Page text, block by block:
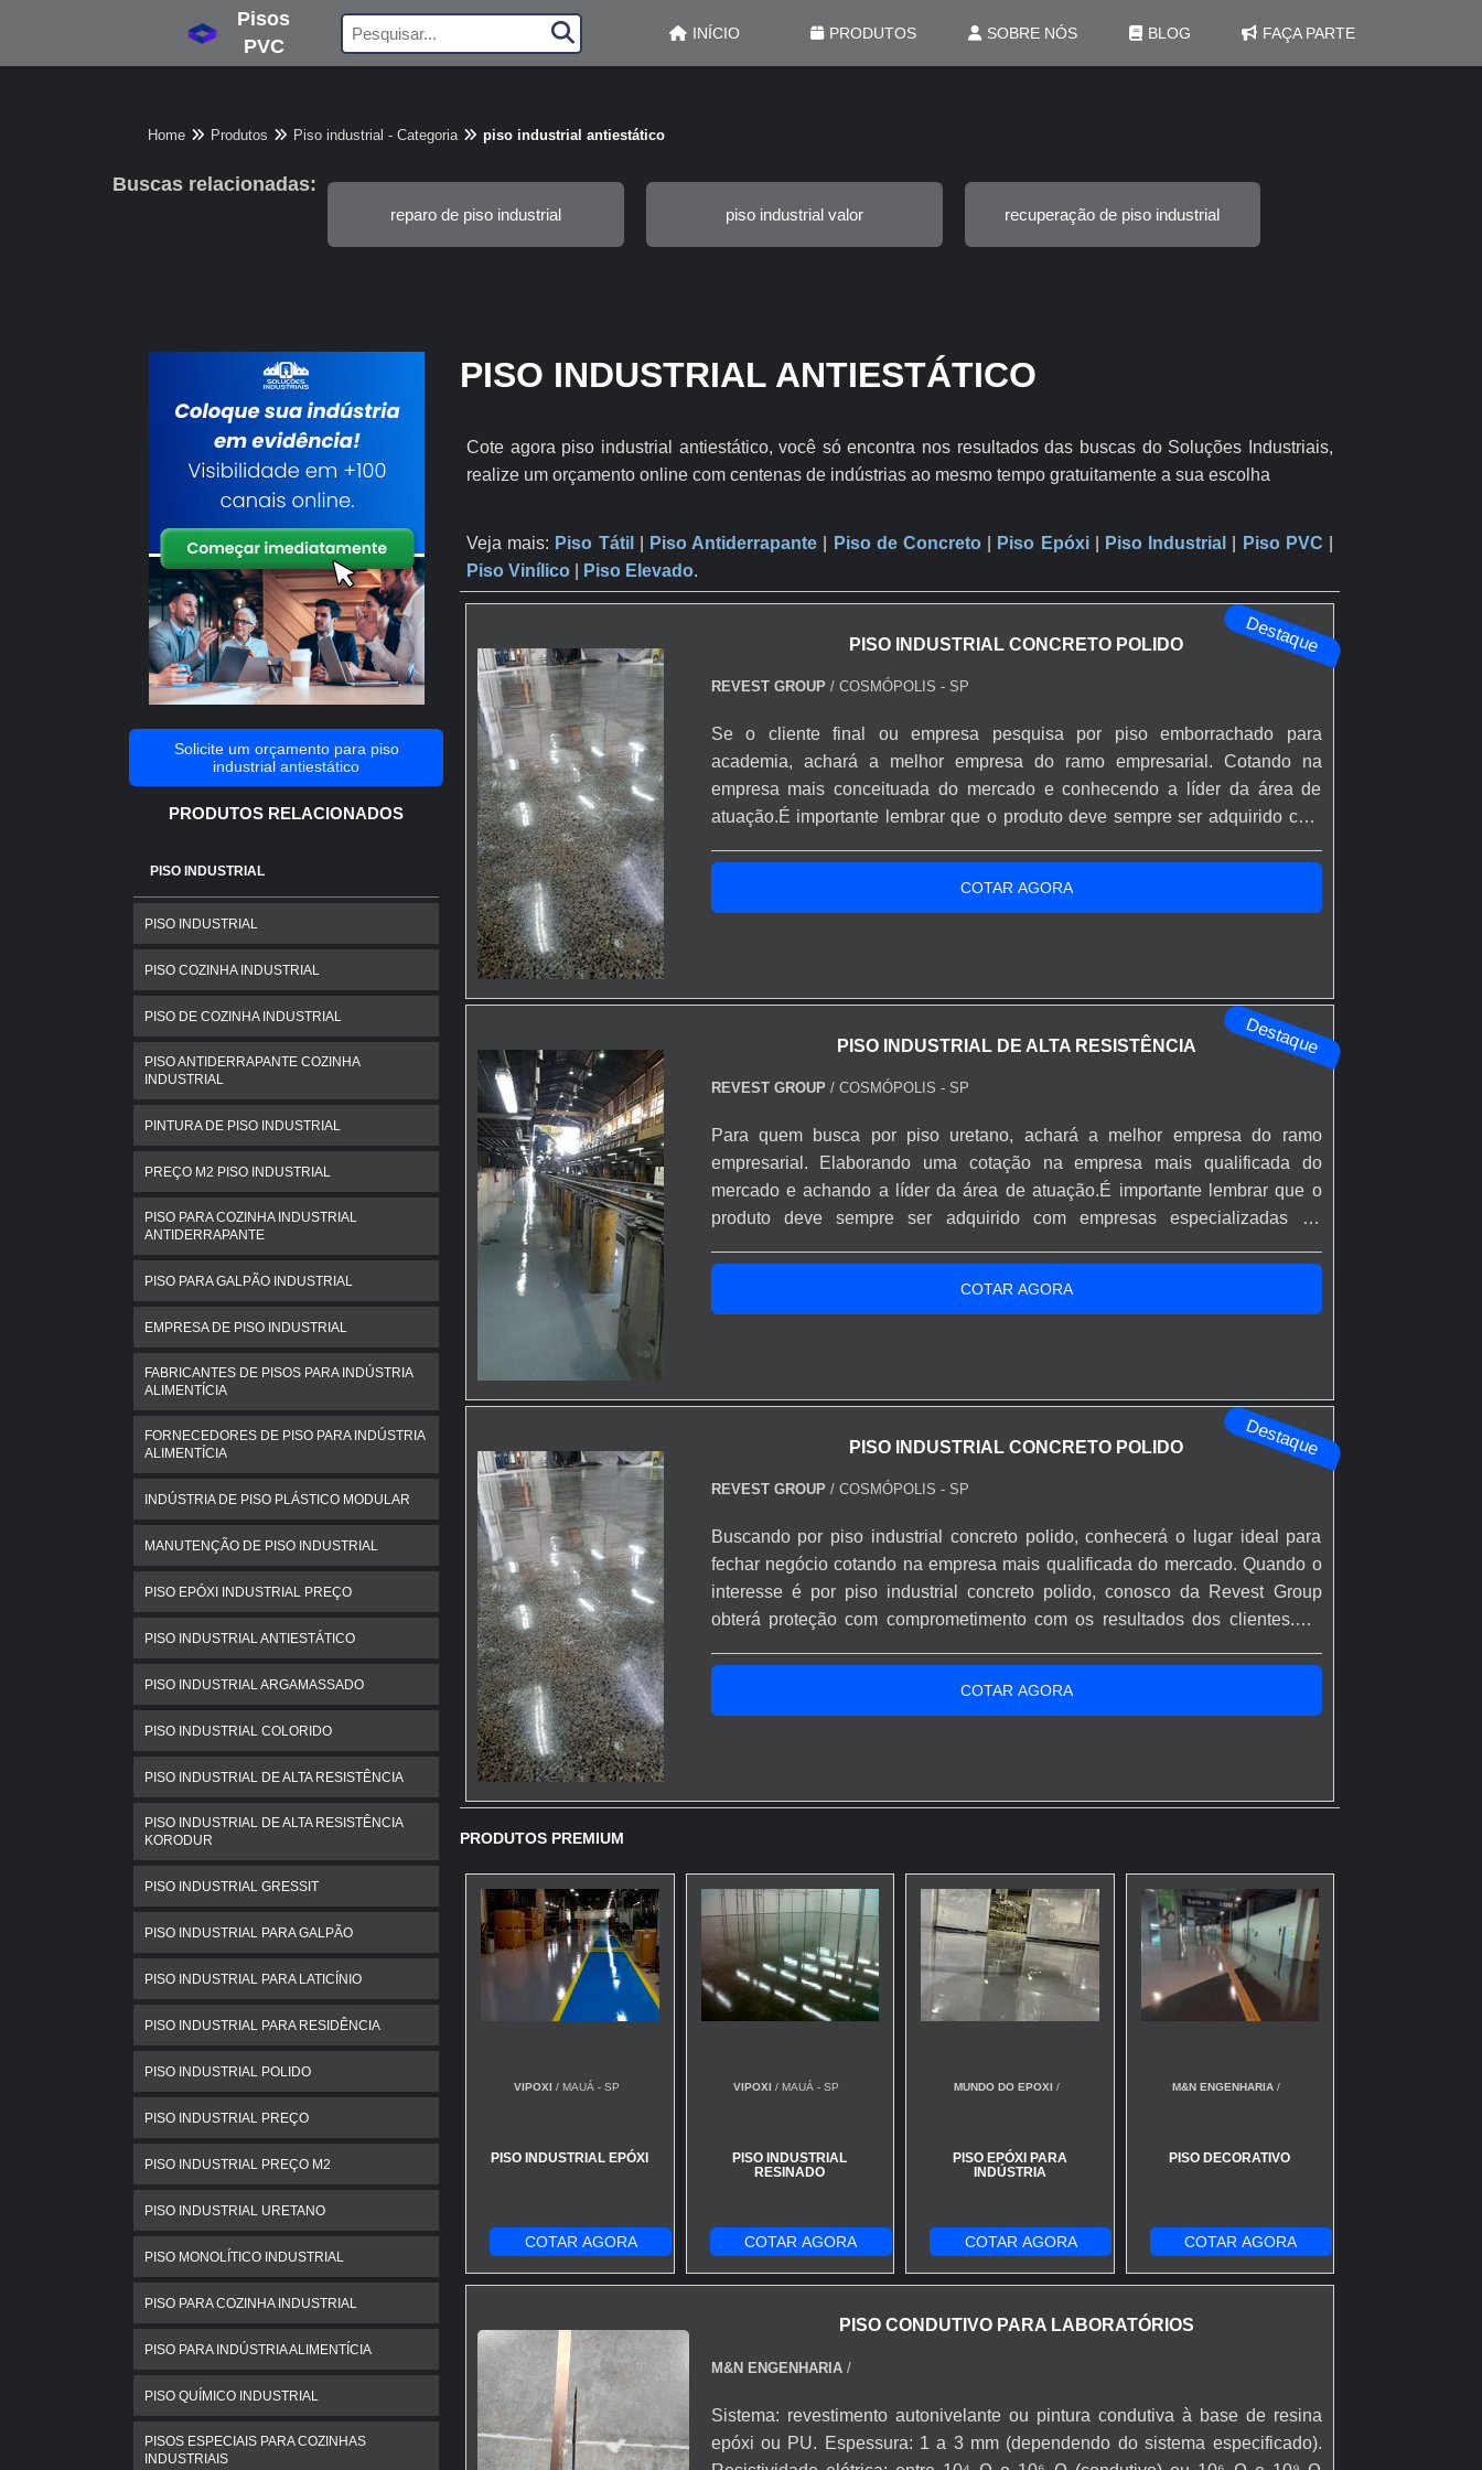
Pisos
PVC
INÍCIO PRODUTOS SOBRE NÓS BLOG FAÇA PARTE
Home Produtos Piso industrial - Categoria piso industrial antiestático
Buscas relacionadas:
reparo de piso industrial piso industrial valor recuperação de piso industrial
Solicite um orçamento para piso
industrial antiestático
PRODUTOS RELACIONADOS
PISO INDUSTRIAL
PISO INDUSTRIAL
PISO COZINHA INDUSTRIAL
PISO DE COZINHA INDUSTRIAL
PISO ANTIDERRAPANTE COZINHA
INDUSTRIAL
PINTURA DE PISO INDUSTRIAL
PREÇO M2 PISO INDUSTRIAL
PISO PARA COZINHA INDUSTRIAL
ANTIDERRAPANTE
PISO PARA GALPÃO INDUSTRIAL
EMPRESA DE PISO INDUSTRIAL
FABRICANTES DE PISOS PARA INDÚSTRIA
ALIMENTÍCIA
FORNECEDORES DE PISO PARA INDÚSTRIA
ALIMENTÍCIA
INDÚSTRIA DE PISO PLÁSTICO MODULAR
MANUTENÇÃO DE PISO INDUSTRIAL
PISO EPÓXI INDUSTRIAL PREÇO
PISO INDUSTRIAL ANTIESTÁTICO
PISO INDUSTRIAL ARGAMASSADO
PISO INDUSTRIAL COLORIDO
PISO INDUSTRIAL DE ALTA RESISTÊNCIA
PISO INDUSTRIAL DE ALTA RESISTÊNCIA
KORODUR
PISO INDUSTRIAL GRESSIT
PISO INDUSTRIAL PARA GALPÃO
PISO INDUSTRIAL PARA LATICÍNIO
PISO INDUSTRIAL PARA RESIDÊNCIA
PISO INDUSTRIAL POLIDO
PISO INDUSTRIAL PREÇO
PISO INDUSTRIAL PREÇO M2
PISO INDUSTRIAL URETANO
PISO MONOLÍTICO INDUSTRIAL
PISO PARA COZINHA INDUSTRIAL
PISO PARA INDÚSTRIA ALIMENTÍCIA
PISO QUÍMICO INDUSTRIAL
PISOS ESPECIAIS PARA COZINHAS
INDUSTRIAIS
PISO INDUSTRIAL ANTIESTÁTICO
Cote agora piso industrial antiestático, você só encontra nos resultados das buscas do Soluções Industriais,
realize um orçamento online com centenas de indústrias ao mesmo tempo gratuitamente a sua escolha
Veja mais: Piso Tátil Piso Antiderrapante Piso de Concreto Piso Epóxi| Piso Industrial Piso PVC
Piso Vinílico
Piso Elevado.
Destaque
PISO INDUSTRIAL CONCRETO POLIDO
REVEST GROUP / COSMÓPOLIS - SP
Se o cliente final ou empresa pesquisa por piso emborrachado para
academia, achará a melhor empresa do ramo empresarial. Cotando na
empresa mais conceituada do mercado e conhecendo a líder da área de
atuação.É importante lembrar que o produto deve sempre ser adquirido com
a qualidade e durabilidade dos materiais, além de evitar prejuízos com
COTAR AGORA
Destaque
PISO INDUSTRIAL DE ALTA RESISTÊNCIA
REVEST GROUP / COSMÓPOLIS - SP
Para quem busca por piso uretano, achará a melhor empresa do ramo
empresarial. Elaborando uma cotação na empresa mais qualificada do
mercado e achando a líder da área de atuação.É importante lembrar que o
produto deve sempre ser adquirido com empresas especializadas no
dos materiais, além de evitar prejuízos com substituições frequentes de
COTAR AGORA
Destaque
PISO INDUSTRIAL CONCRETO POLIDO
REVEST GROUP / COSMÓPOLIS - SP
Buscando por piso industrial concreto polido, conhecerá o lugar ideal para
fechar negócio cotando na empresa mais qualificada do mercado. Quando o
interesse é por piso industrial concreto polido, conosco da Revest Group
obterá proteção com comprometimento com os resultados dos clientes.UM
maneiras eficientes de demonstrar competência e excelência em sua área de
COTAR AGORA
PRODUTOS PREMIUM
VIPOXI / MAUÁ - SP
PISO INDUSTRIAL EPÓXI
COTAR AGORA
VIPOXI / MAUÁ - SP
PISO INDUSTRIAL
RESINADO
COTAR AGORA
MUNDO DO EPOXI /
PISO EPÓXI PARA
INDÚSTRIA
COTAR AGORA
M&N ENGENHARIA /
PISO DECORATIVO
COTAR AGORA
PISO CONDUTIVO PARA LABORATÓRIOS
M&N ENGENHARIA/
Sistema: revestimento autonivelante ou pintura condutiva à base de resina
epóxi ou PU. Espessura: 1 a 3 mm (dependendo do sistema especificado).